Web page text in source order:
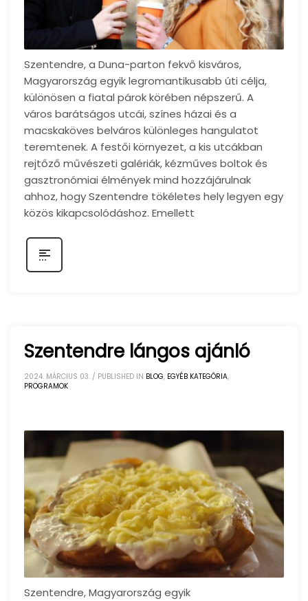
Szentendre, a Duna-parton fekvő kisváros,
Magyarország egyik legromantikusabb úti célja,
különösen a fiatal párok körében népszerű. A
város barátságos utcái, színes házai és a
macskaköves belváros különleges hangulatot
teremtenek. A festői környezet, a kis utcákban
rejtőző művészeti galériák, kézműves boltok és
gasztronómiai élmények mind hozzájárulnak
ahhoz, hogy Szentendre tökéletes hely legyen egy
közös kikapcsolódáshoz. Emellett
Szentendre lángos ajánló
2024. MÁRCIUS 03. / PUBLISHED IN BLOG, EGYÉB KATEGÓRIA,
PROGRAMOK
Szentendre, Magyarország egyik